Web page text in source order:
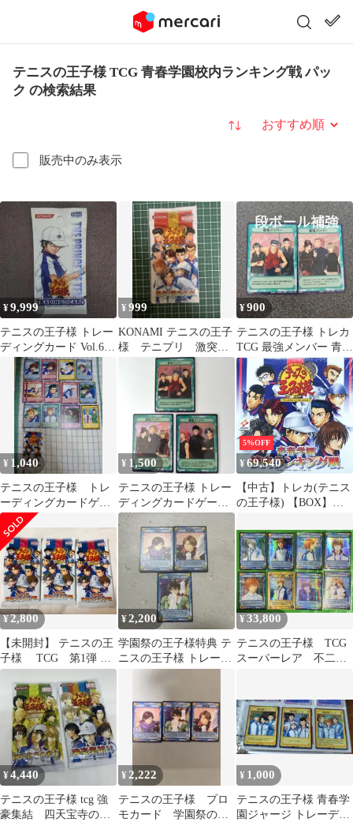
テニスの王子様 TCG 青春学園校内ランキング戦 パッ
ク の検索結果
販売中のみ表示
並び替え
¥9,999
テニスの王子様 トレー
ディングカード Vol.6
未開封パック
¥999
KONAMI テニスの王子
様 テニプリ 激突！
関東大会 トレカ
TCG 当時物
¥900
テニスの王子様 トレカ
TCG 最強メンバー 青
学 2枚セット 原作
¥ 1,040
テニスの王子様 トレ
ーディングカードゲー
ム「校内ランキング
戦」編 14枚セット
¥ 1,500
テニスの王子様 トレー
ディングカードゲーム
トレカ TCG 最強メンバ
ー 青学
5%OFF
¥69,540
【中古】トレカ(テニス
の王子様) 【BOX】テ
ィングカードゲーム 青
春学園校内ランキング
戦
¥2,800
【未開封】 テニスの王
子様 TCG 第1弾 青
春学園校内ランキング
戦 3パック
¥2,200
学園祭の王子様特典 テ
ニスの王子様 トレーデ
¥33,800
テニスの王子様 TCG
スーパーレア 不二周
¥4,440
テニスの王子様 tcg 強
豪集結 四天宝寺の実
¥ 2,222
テニスの王子様 プロ
モカード 学園祭の王
¥ 1,000
テニスの王子様 青春学
園ジャージ トレーディ